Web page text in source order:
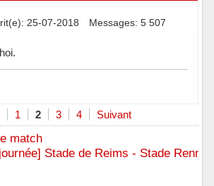
25-07-2018 Messages: 5 507
1 2 3 4 Suivant
match
Stade de Reims - Stade